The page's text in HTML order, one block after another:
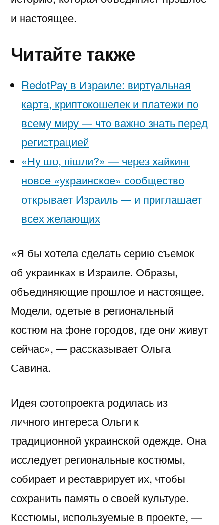
и настоящее.
Читайте также
RedotPay в Израиле: виртуальная
карта, криптокошелек и платежи по
всему миру — что важно знать перед
регистрацией
«Ну шо, пішли?» — через хайкинг
новое «украинское» сообщество
открывает Израиль — и приглашает
всех желающих
«Я бы хотела сделать серию съемок
об украинках в Израиле. Образы,
объединяющие прошлое и настоящее.
Модели, одетые в региональный
костюм на фоне городов, где они живут
сейчас», — рассказывает Ольга
Савина.
Идея фотопроекта родилась из
личного интереса Ольги к
традиционной украинской одежде. Она
исследует региональные костюмы,
собирает и реставрирует их, чтобы
сохранить память о своей культуре.
Костюмы, используемые в проекте, —